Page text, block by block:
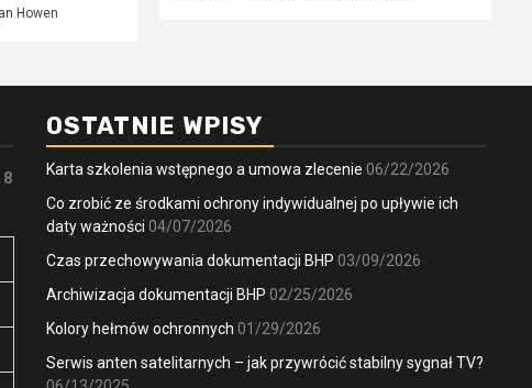
Howen
OSTATNIE WPISY
Karta szkolenia wstępnego a umowa zlecenie 06/22/2026
Co zrobić ze środkami ochrony indywidualnej po upływie ich
daty ważności 04/07/2026
Czas przechowywania dokumentacji BHP 03/09/2026
Archiwizacja dokumentacji BHP 02/25/2026
Kolory hełmów ochronnych 01/29/2026
Serwis anten satelitarnych – jak przywrócić stabilny sygnał TV?